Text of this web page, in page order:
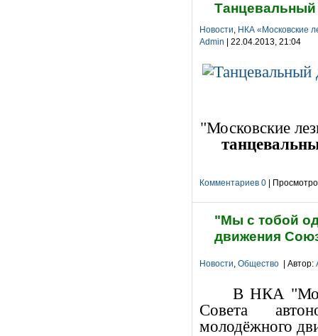
Новости, НКА «Московские
Admin | 22.04.2013, 21:04
"Московские
Комментариев 0 |
"Мы с тобой
движения
Новости, Общество | Автор:
В НКА
Совета
молодёжного